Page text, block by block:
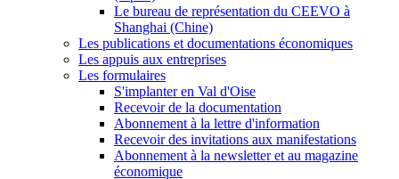
Le bureau de représentation du CEEVO à
Shanghai (Chine)
Les publications et documentations économiques
Les appuis aux entreprises
Les formulaires
S'implanter en Val d'Oise
Recevoir de la documentation
Abonnement à la lettre d'information
Recevoir des invitations aux manifestations
Abonnement à la newsletter et au magazine
économique